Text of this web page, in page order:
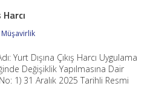
Harcı
Yurt Dışına Çıkış Harcı Uygulama
Değişiklik Yapılmasına Dair
1) 31 Aralık 2025 Tarihli Resmi